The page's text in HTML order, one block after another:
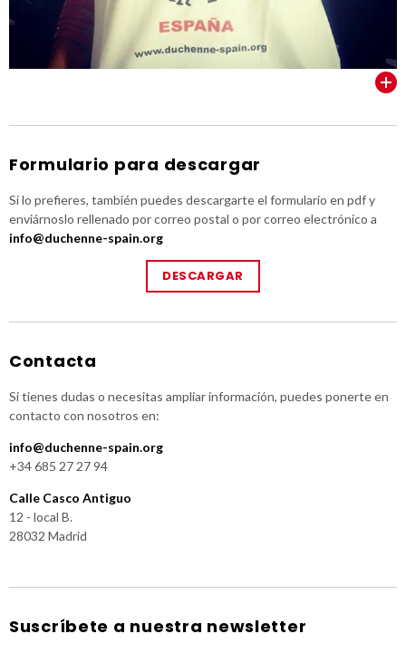
Formulario para descargar
Si lo prefieres, también puedes descargarte el formulario en pdf y
enviárnoslo rellenado por correo postal o por correo electrónico a
info@duchenne-spain.org
DESCARGAR
Contacta
Si tienes dudas o necesitas ampliar información, puedes ponerte en
contacto con nosotros en:
info@duchenne-spain.org
+34 685 27 27 94
Calle Casco Antiguo
12 - local B.
28032 Madrid
Suscríbete a nuestra newsletter